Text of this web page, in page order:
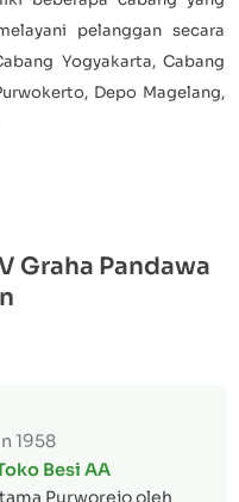
pelanggan secara
Yogyakarta, Cabang
Depo Magelang,
Graha Pandawa
1958
Besi AA
Purworejo oleh